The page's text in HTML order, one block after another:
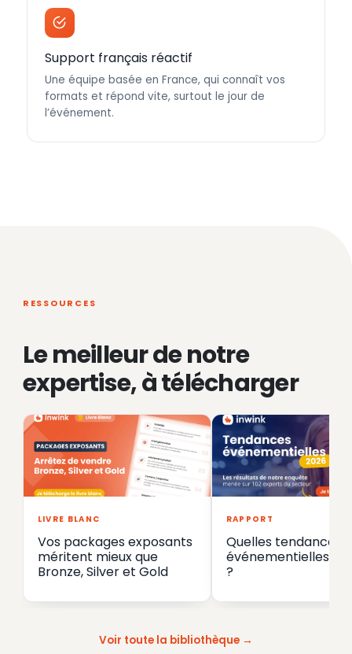
Support français réactif
Une équipe basée en France, qui connaît vos
formats et répond vite, surtout le jour de
l’événement.
RESSOURCES
Le meilleur de notre
expertise, à télécharger
LIVRE BLANC
Vos packages exposants
méritent mieux que
Bronze, Silver et Gold
RAPPORT
Quelles tendances
événementielles en
?
Voir toute la bibliothèque